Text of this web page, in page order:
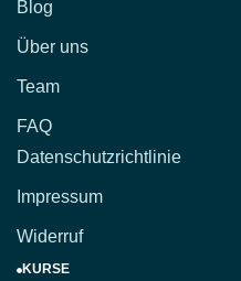
Blog
Über uns
Team
FAQ
Datenschutzrichtlinie
Impressum
Widerruf
KURSE